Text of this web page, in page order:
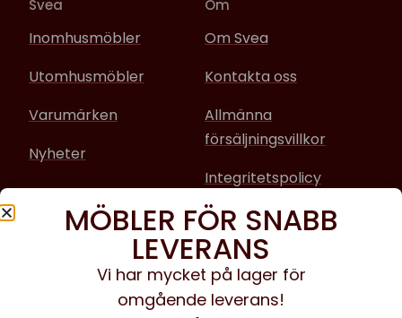
Svea
Inomhusmöbler
Utomhusmöbler
Varumärken
Nyheter
Om
Om Svea
Kontakta oss
Allmänna
försäljningsvillkor
Integritetspolicy
Sociala media
Facebook
Instagram
MÖBLER FÖR SNABB
LEVERANS
Vi har mycket på lager för
omgående leverans!